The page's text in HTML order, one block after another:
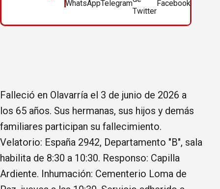
Falleció en Olavarría el 3 de junio de 2026 a
los 65 años. Sus hermanas, sus hijos y demás
familiares participan su fallecimiento.
Velatorio: España 2942, Departamento "B", sala
habilita de 8:30 a 10:30. Responso: Capilla
Ardiente. Inhumación: Cementerio Loma de